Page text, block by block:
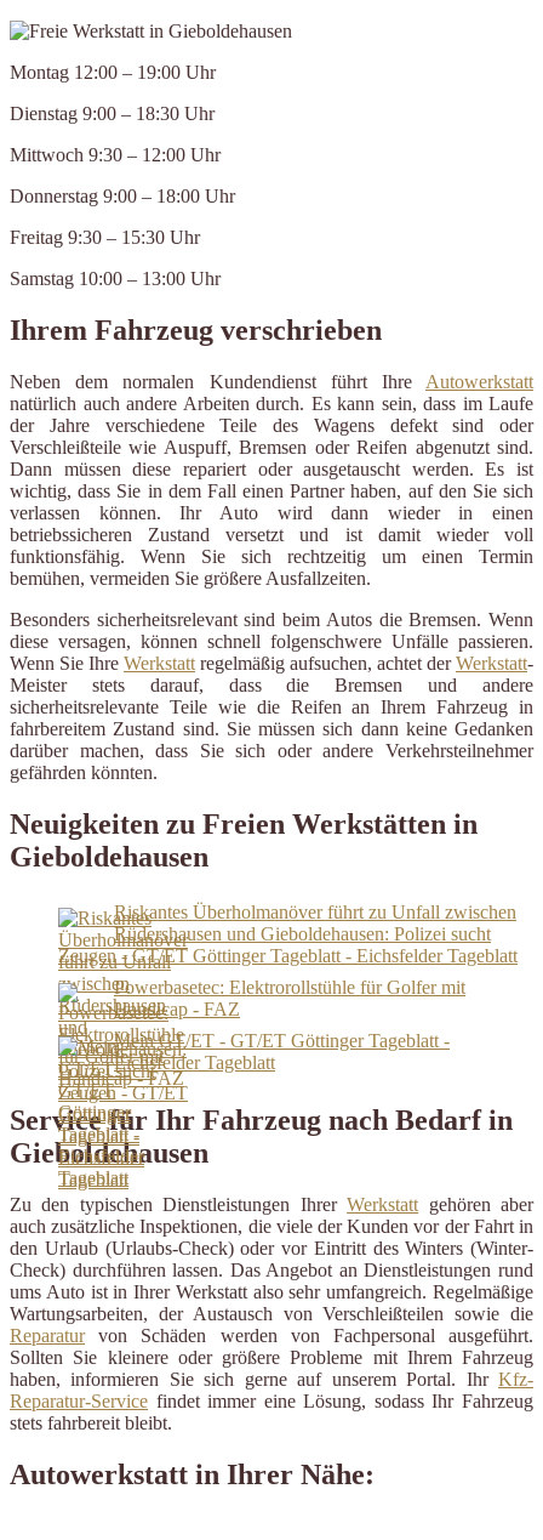
Montag 12:00 – 19:00 Uhr
Dienstag 9:00 – 18:30 Uhr
Mittwoch 9:30 – 12:00 Uhr
Donnerstag 9:00 – 18:00 Uhr
Freitag 9:30 – 15:30 Uhr
Samstag 10:00 – 13:00 Uhr
Ihrem Fahrzeug verschrieben
Neben dem normalen Kundendienst führt Ihre Autowerkstatt
natürlich auch andere Arbeiten durch. Es kann sein, dass im Laufe
der Jahre verschiedene Teile des Wagens defekt sind oder
Verschleißteile wie Auspuff, Bremsen oder Reifen abgenutzt sind.
Dann müssen diese repariert oder ausgetauscht werden. Es ist
wichtig, dass Sie in dem Fall einen Partner haben, auf den Sie sich
verlassen können. Ihr Auto wird dann wieder in einen
betriebssicheren Zustand versetzt und ist damit wieder voll
funktionsfähig. Wenn Sie sich rechtzeitig um einen Termin
bemühen, vermeiden Sie größere Ausfallzeiten.
Besonders sicherheitsrelevant sind beim Autos die Bremsen. Wenn
diese versagen, können schnell folgenschwere Unfälle passieren.
Wenn Sie Ihre Werkstatt regelmäßig aufsuchen, achtet derWerkstatt-
Meister stets darauf, dass die Bremsen und andere
sicherheitsrelevante Teile wie die Reifen an Ihrem Fahrzeug in
fahrbereitem Zustand sind. Sie müssen sich dann keine Gedanken
darüber machen, dass Sie sich oder andere Verkehrsteilnehmer
gefährden könnten.
Neuigkeiten zu Freien Werkstätten in
Gieboldehausen
Riskantes Überholmanöver führt zu Unfall zwischen
Rüdershausen und Gieboldehausen: Polizei sucht
Zeugen - GT/ET Göttinger Tageblatt - Eichsfelder Tageblatt
Powerbasetec: Elektrorollstühle für Golfer mit
Handicap - FAZ
Mein GT/ET - GT/ET Göttinger Tageblatt -
Eichsfelder Tageblatt
Service für Ihr Fahrzeug nach Bedarf in
Gieboldehausen
Zu den typischen Dienstleistungen IhrerWerkstatt gehören aber
auch zusätzliche Inspektionen, die viele der Kunden vor der Fahrt in
den Urlaub (Urlaubs-Check) oder vor Eintritt des Winters (Winter-
Check) durchführen lassen. Das Angebot an Dienstleistungen rund
ums Auto ist in Ihrer Werkstatt also sehr umfangreich. Regelmäßige
Wartungsarbeiten, der Austausch von Verschleißteilen sowie die
Reparaturvon Schäden werden von Fachpersonal ausgeführt.
Sollten Sie kleinere oder größere Probleme mit Ihrem Fahrzeug
haben, informieren Sie sich gerne auf unserem Portal. Ihr Kfz-
Reparatur-Service findet immer eine Lösung, sodass Ihr Fahrzeug
stets fahrbereit bleibt.
Autowerkstatt in Ihrer Nähe: